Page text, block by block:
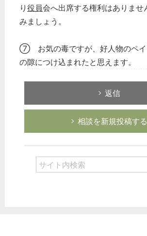
り 役員会へ出席する権利はありませ
みましょう。
⑦ お気の毒ですが、好人物のペイ
の隙につけ込まれたと思えます。
返信
相談を新規投稿する